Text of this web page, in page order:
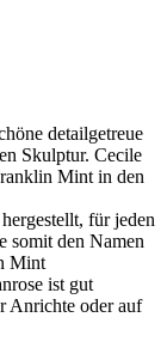
detailgetreue
Skulptur. Cecile
Mint in den
für jeden
somit den Namen
Mint
ist gut
Anrichte oder auf